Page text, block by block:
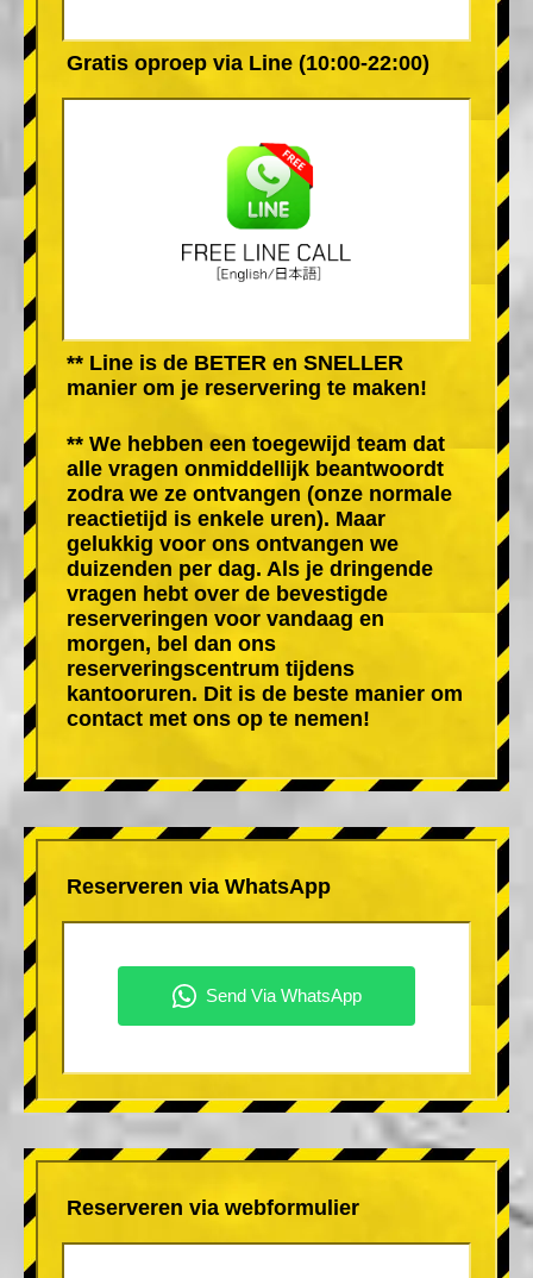
Gratis oproep via Line (10:00-22:00)
** Line is de BETER en SNELLER
manier om je reservering te maken!
** We hebben een toegewijd team dat
alle vragen onmiddellijk beantwoordt
zodra we ze ontvangen (onze normale
reactietijd is enkele uren). Maar
gelukkig voor ons ontvangen we
duizenden per dag. Als je dringende
vragen hebt over de bevestigde
reserveringen voor vandaag en
morgen, bel dan ons
reserveringscentrum tijdens
kantooruren. Dit is de beste manier om
contact met ons op te nemen!
Reserveren via WhatsApp
Reserveren via webformulier